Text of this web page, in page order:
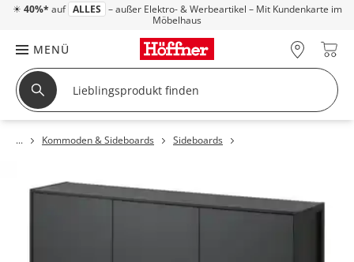
☀ 40%* auf ALLES – außer Elektro- & Werbeartikel – Mit Kundenkarte im
Möbelhaus
MENÜ
Kommoden & Sideboards Sideboards